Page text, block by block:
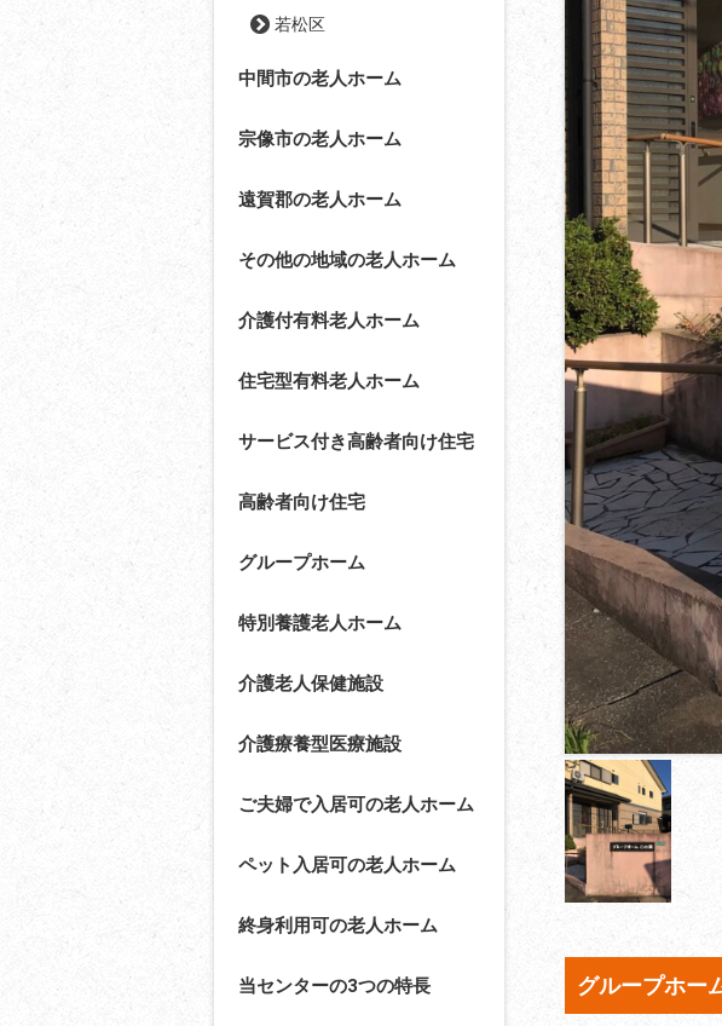
若松区
中間市の老人ホーム
宗像市の老人ホーム
遠賀郡の老人ホーム
その他の地域の老人ホーム
介護付有料老人ホーム
住宅型有料老人ホーム
サービス付き高齢者向け住宅
高齢者向け住宅
グループホーム
特別養護老人ホーム
介護老人保健施設
介護療養型医療施設
ご夫婦で入居可の老人ホーム
ペット入居可の老人ホーム
終身利用可の老人ホーム
当センターの3つの特長 グループホ